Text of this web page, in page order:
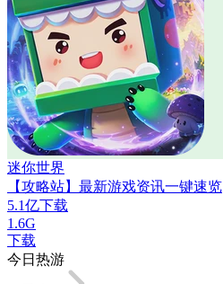
迷你世界
【攻略站】最新游戏资讯一键速览
5.1亿下载
1.6G
下载
今日热游